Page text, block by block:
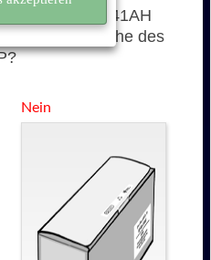
651AH (CE341AH
Tonerkartusche des
Nein